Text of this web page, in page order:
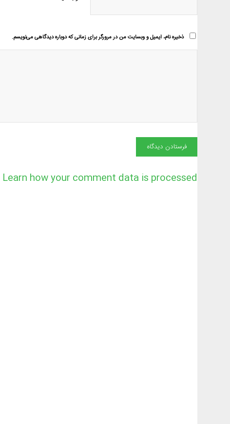
ذخیره نام، ایمیل و وبسایت من در مرورگر برای زمانی که دوباره دیدگاهی می‌نویسم.
Learn how your comment data is processed